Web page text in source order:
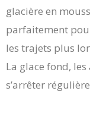
glacière en
parfaitement
les trajets plus
La glace fond,
s’arrêter